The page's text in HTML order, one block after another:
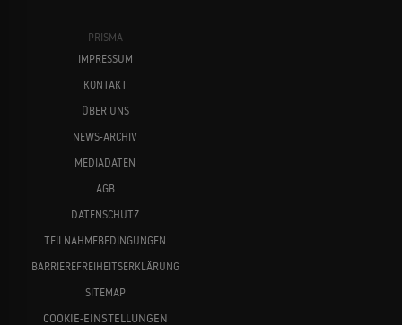
PRISMA
IMPRESSUM
KONTAKT
ÜBER UNS
NEWS-ARCHIV
MEDIADATEN
AGB
DATENSCHUTZ
TEILNAHMEBEDINGUNGEN
BARRIEREFREIHEITSERKLÄRUNG
SITEMAP
COOKIE-EINSTELLUNGEN